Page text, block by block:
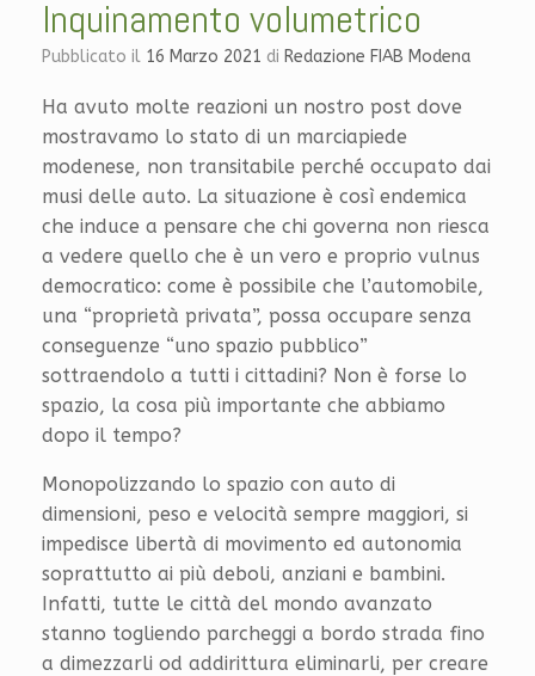
Inquinamento volumetrico
Pubblicato il 16 Marzo 2021 di Redazione FIAB Modena
Ha avuto molte reazioni un nostro post dove
mostravamo lo stato di un marciapiede
modenese, non transitabile perché occupato dai
musi delle auto. La situazione è così endemica
che induce a pensare che chi governa non riesca
a vedere quello che è un vero e proprio vulnus
democratico: come è possibile che l’automobile,
una “proprietà privata”, possa occupare senza
conseguenze “uno spazio pubblico”
sottraendolo a tutti i cittadini? Non è forse lo
spazio, la cosa più importante che abbiamo
dopo il tempo?
Monopolizzando lo spazio con auto di
dimensioni, peso e velocità sempre maggiori, si
impedisce libertà di movimento ed autonomia
soprattutto ai più deboli, anziani e bambini.
Infatti, tutte le città del mondo avanzato
stanno togliendo parcheggi a bordo strada fino
a dimezzarli od addirittura eliminarli, per creare